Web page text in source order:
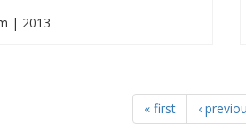
| 2013
« first ‹